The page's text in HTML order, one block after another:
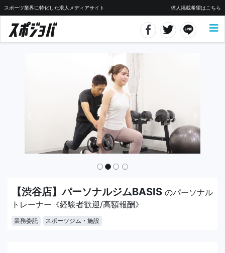
スポーツ業界に特化した求人メディアサイト 求人掲載希望はこちら
【渋谷店】パーソナルジムBASIS のパーソナル
トレーナー《経験者歓迎/高額報酬》
業務委託 スポーツジム・施設